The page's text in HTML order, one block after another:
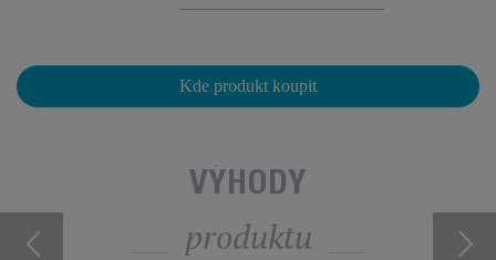
Kde produkt koupit
VÝHODY
produktu